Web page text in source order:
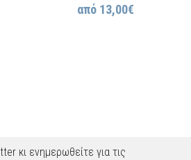
από 13,00€
κι ενημερωθείτε για τις